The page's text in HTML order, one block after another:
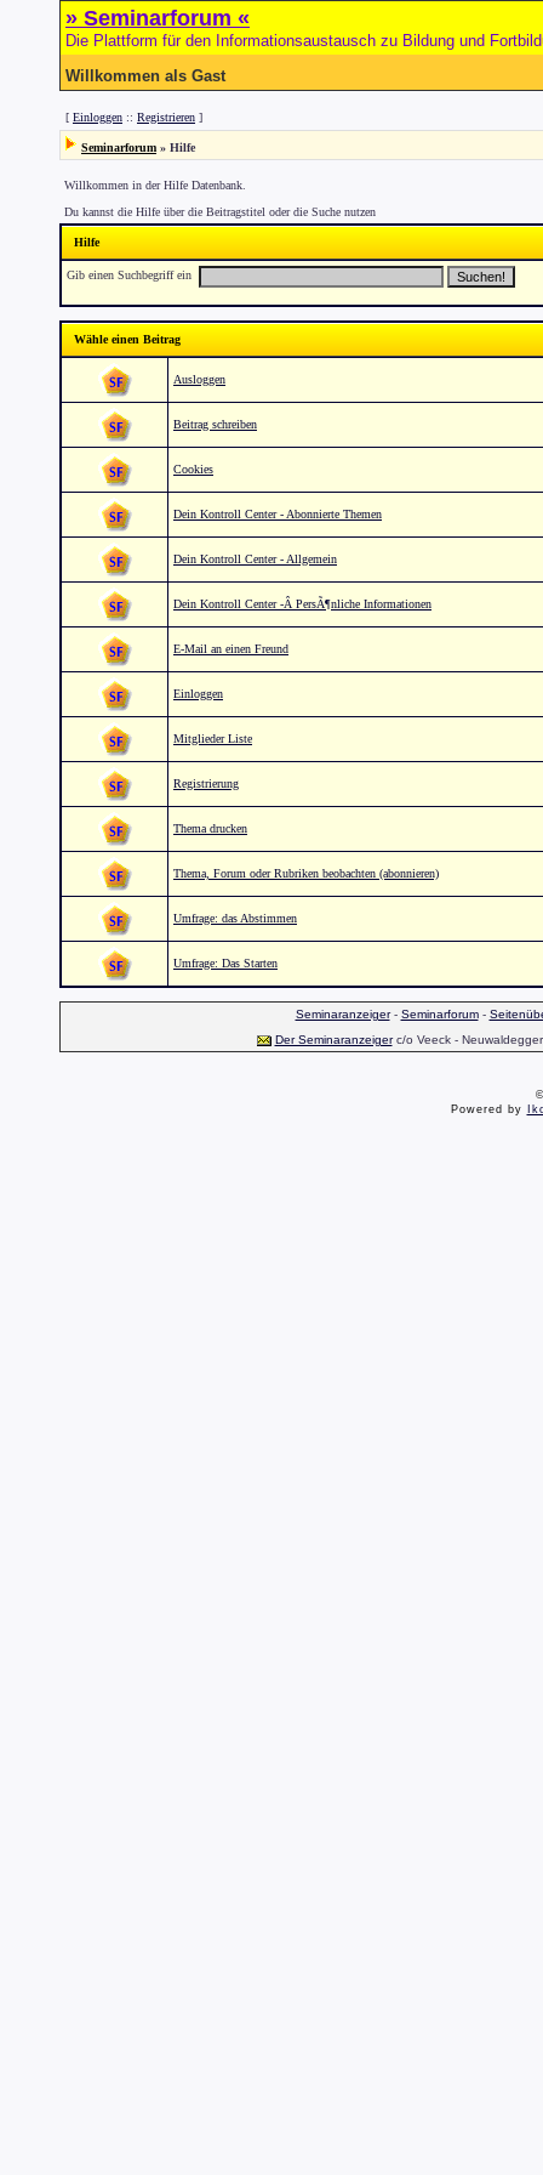
» Seminarforum «
Die Plattform für den Informationsaustausch zu Bildung und
Willkommen als Gast
[ Einloggen :: Registrieren ]
Seminarforum » Hilfe
Willkommen in der Hilfe Datenbank.
Du kannst die Hilfe über die Beitragstitel oder die Suche nutzen
Hilfe
Gib einen Suchbegriff ein
Wähle einen Beitrag
Ausloggen
Beitrag schreiben
Cookies
Dein Kontroll Center - Abonnierte Themen
Dein Kontroll Center - Allgemein
Dein Kontroll Center -Â PersÃ¶nliche Informationen
E-Mail an einen Freund
Einloggen
Mitglieder Liste
Registrierung
Thema drucken
Thema, Forum oder Rubriken beobachten (abonnieren)
Umfrage: das Abstimmen
Umfrage: Das Starten
Seminaranzeiger- Seminarforum-
Der Seminaranzeigerc/o Veeck -
Powered by